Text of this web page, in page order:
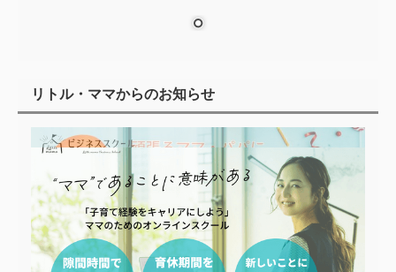
リトル・ママからのお知らせ